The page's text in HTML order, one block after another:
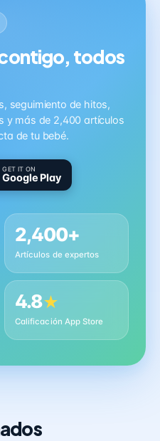
todos
seguimiento de hitos,
y más de 2,400 artículos
de tu bebé.
GET IT ON
Google Play
2,400+
Artículos de expertos
4.8★
Calificación App Store